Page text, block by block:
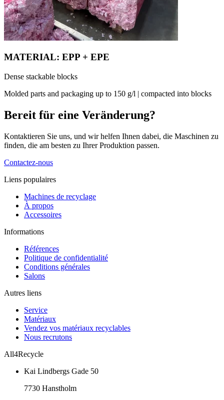
MATERIAL: EPP + EPE
Dense stackable blocks
Molded parts and packaging up to 150 g/l | compacted into blocks
Bereit für eine Veränderung?
Kontaktieren Sie uns, und wir helfen Ihnen dabei, die Maschinen zu
finden, die am besten zu Ihrer Produktion passen.
Contactez-nous
Liens populaires
Machines de recyclage
À propos
Accessoires
Informations
Références
Politique de confidentialité
Conditions générales
Salons
Autres liens
Service
Matériaux
Vendez vos matériaux recyclables
Nous recrutons
All4Recycle
Kai Lindbergs Gade 50
7730 Hanstholm